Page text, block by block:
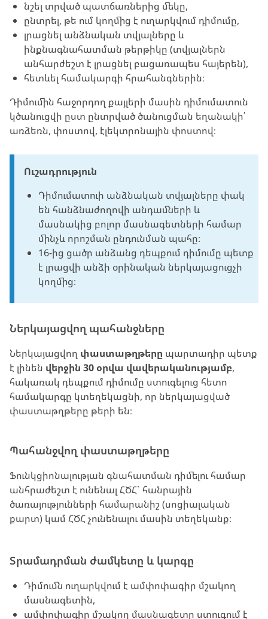
նշել տրված պատճառներից մեկը,
ընտրել, թե ում կողմից է ուղարկվում դիմումը,
լրացնել անձնական տվյալները և
ինքնագնահատման թերթիկը (տվյալներն
անհարժեշտ է լրացնել բացառապես հայերեն),
հետևել համակարգի հրահանգներին։
Դիմումին հաջորդող քայլերի մասին դիմումատուն
կծանուցվի ըստ ընտրված ծանուցման եղանակի՝
առձեռն, փոստով, էլեկտրոնային փոստով։
Ուշադրություն
Դիմումատուի անձնական տվյալները փակ
են հանձնաժողովի անդամների և
մասնակից բոլոր մասնագետների համար
մինչև որոշման ընդունման պահը։
16-ից ցածր անձանց դեպքում դիմումը պետք
է լրացվի անձի օրինական ներկայացուցչի
կողմից։
Ներկայացվող պահանջները
Ներկայացվող փաստաթղթերը պարտադիր պետք
է լինեն վերջին 30 օրվա վավերականությամբ,
հակառակ դեպքում դիմումը ստուգելուց հետո
համակարգը կտեղեկացնի, որ ներկայացված
փաստաթղթերը թերի են։
Պահանջվող փաստաթղթերը
Ֆունկցիոնալության գնահատման դիմելու համար
անհրաժեշտ է ունենալ ՀԾՀ` հանրային
ծառայությունների համարանիշ (սոցիալական
քարտ) կամ ՀԾՀ չունենալու մասին տեղեկանք։
Տրամադրման ժամկետը և կարգը
Դիմումն ուղարկվում է ամփոփագիր մշակող
մասնագետին,
ամփոփագիր մշակող մասնագետը ստուգում է